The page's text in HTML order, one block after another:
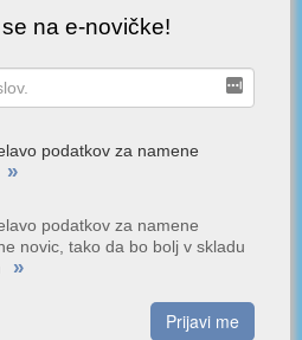
na e-novičke!
podatkov za namene
»
podatkov za namene
novic, tako da bo bolj v skladu
»
Prijavi me